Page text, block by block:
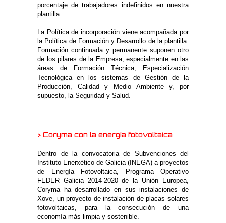
porcentaje de trabajadores indefinidos en nuestra
plantilla.
La Política de incorporación viene acompañada por
la Política de Formación y Desarrollo de la plantilla.
Formación continuada y permanente suponen otro
de los pilares de la Empresa, especialmente en las
áreas de Formación Técnica, Especialización
Tecnológica en los sistemas de Gestión de la
Producción, Calidad y Medio Ambiente y, por
supuesto, la Seguridad y Salud.
> Coryma con la energía fotovoltaica
Dentro de la convocatoria de Subvenciones del
Instituto Enerxético de Galicia (INEGA) a proyectos
de Energía Fotovoltaica, Programa Operativo
FEDER Galicia 2014-2020 de la Unión Europea,
Coryma ha desarrollado en sus instalaciones de
Xove, un proyecto de instalación de placas solares
fotovoltaicas, para la consecución de una
economía más limpia y sostenible.